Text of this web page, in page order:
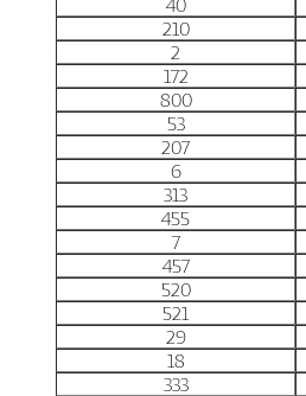
40
210
2
172
800
53
207
6
313
455
7
457
520
521
29
18
333